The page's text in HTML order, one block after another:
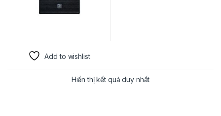
Add to wishlist
Hiển thị kết quả duy nhất